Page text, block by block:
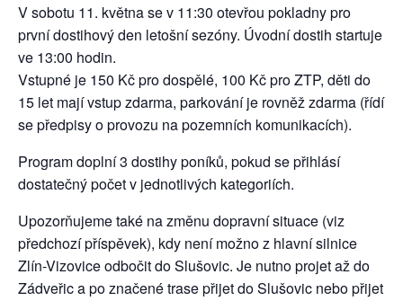
V sobotu 11. května se v 11:30 otevřou pokladny pro
první dostihový den letošní sezóny. Úvodní dostih startuje
ve 13:00 hodin.
Vstupné je 150 Kč pro dospělé, 100 Kč pro ZTP, děti do
15 let mají vstup zdarma, parkování je rovněž zdarma (řídí
se předpisy o provozu na pozemních komunikacích).
Program doplní 3 dostihy poníků, pokud se přihlásí
dostatečný počet v jednotlivých kategoriích.
Upozorňujeme také na změnu dopravní situace (viz
předchozí příspěvek), kdy není možno z hlavní silnice
Zlín-Vizovice odbočit do Slušovic. Je nutno projet až do
Zádveřic a po značené trase přijet do Slušovic nebo přijet